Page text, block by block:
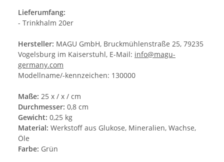
Lieferumfang:
- Trinkhalm 20er
Hersteller: MAGU GmbH, Bruckmühlenstraße 25, 79235
Vogelsburg im Kaiserstuhl, E-Mail: info@magu-
germany.com
Modellname/-kennzeichen: 130000
Maße: 25 x / x / cm
Durchmesser: 0,8 cm
Gewicht: 0,25 kg
Material: Werkstoff aus Glukose, Mineralien, Wachse,
Öle
Farbe: Grün